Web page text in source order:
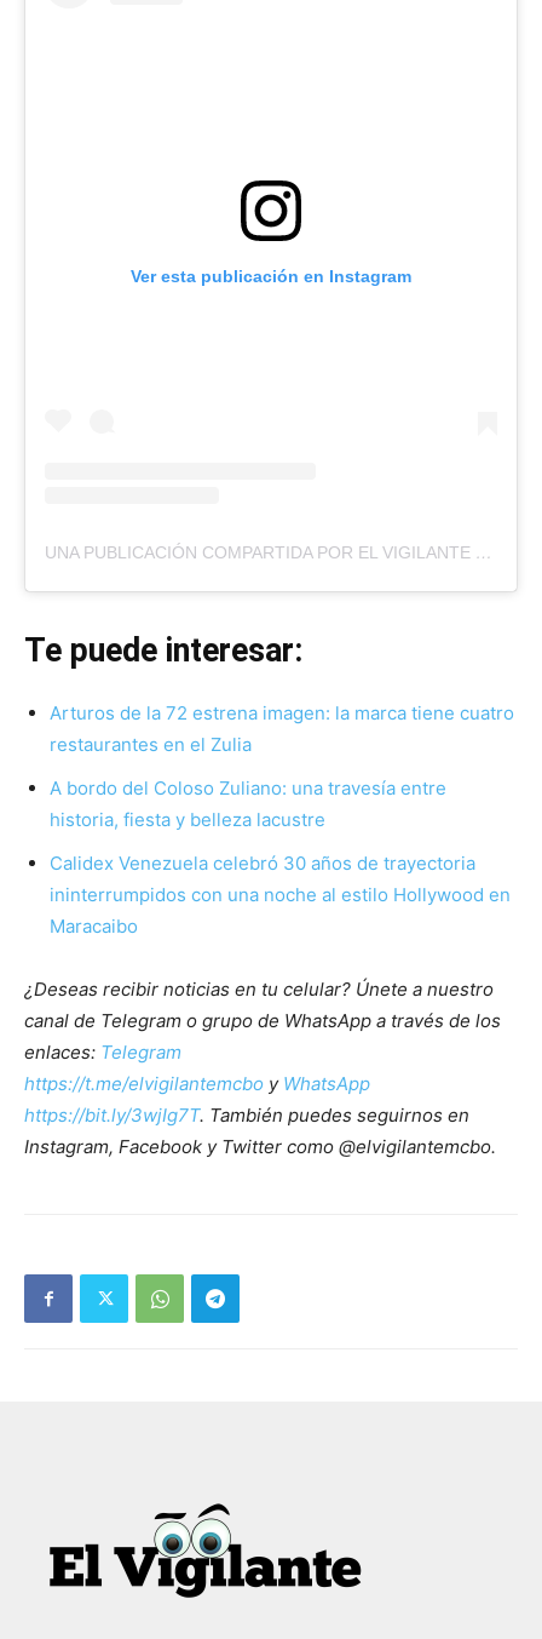
Ver esta publicación en Instagram
UNA PUBLICACIÓN COMPARTIDA POR EL VIGILANTE
Te puede interesar:
Arturos de la 72 estrena imagen: la marca tiene cuatro
restaurantes en el Zulia
A bordo del Coloso Zuliano: una travesía entre
historia, fiesta y belleza lacustre
Calidex Venezuela celebró 30 años de trayectoria
ininterrumpidos con una noche al estilo Hollywood en
Maracaibo
¿Deseas recibir noticias en tu celular? Únete a nuestro
canal de Telegram o grupo de WhatsApp a través de los
enlaces: Telegram
https://t.me/elvigilantemcbo y WhatsApp
https://bit.ly/3wjIg7T. También puedes seguirnos en
Instagram, Facebook y Twitter como @elvigilantemcbo.